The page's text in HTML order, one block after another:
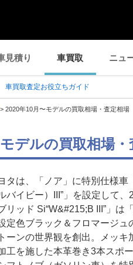
見積り 車買取 ニュ
車買取査定お役立ちガイド
> 2020年10月〜モデルの買取相場・査定相場
デルの買取相場・
タは、「ノア」に特別仕様
バイビー）III”」を設定して
リッド Si“W&#215;B III”」は
定色ブラック＆フロマージ
ーンの世界観を創出。メッ
工を施した本革巻き3本スポ